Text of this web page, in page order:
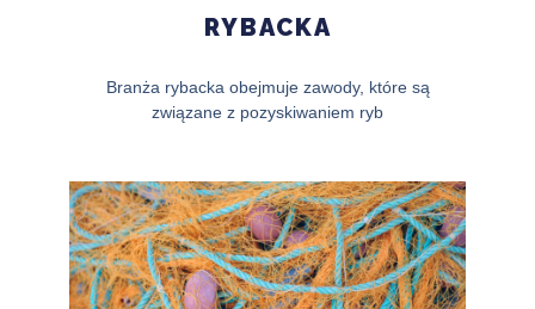
RYBACKA
Branża rybacka obejmuje zawody, które są
związane z pozyskiwaniem ryb